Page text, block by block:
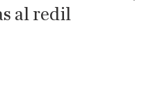
al redil